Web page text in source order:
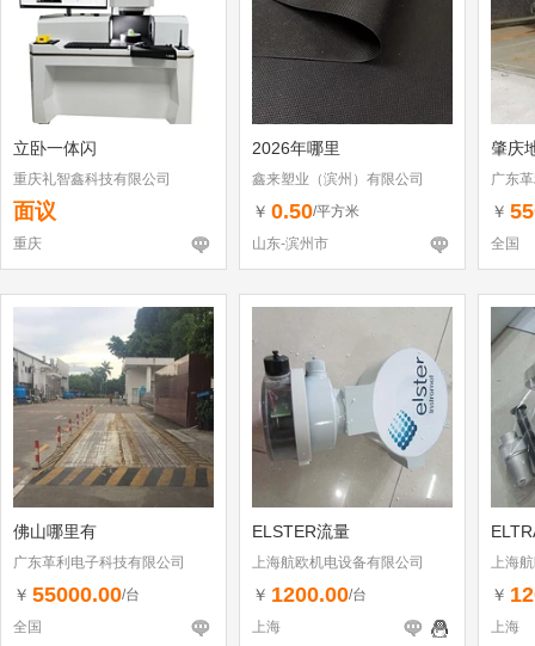
立卧一体闪
重庆礼智鑫科技有限公司
面议
重庆
2026年哪里
鑫来塑业（滨州）有限公司
￥ 0.50/平方米
山东-滨州市
肇庆
广东
￥
全国
佛山哪里有
广东革利电子科技有限公司
￥ 55000.00/台
全国
ELSTER流量
上海航欧机电设备有限公司
￥ 1200.00/台
上海
上海
￥
上海